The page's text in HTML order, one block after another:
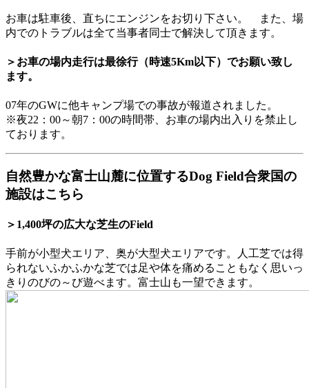
お車は駐車後、直ちにエンジンをお切り下さい。 また、場
内でのトラブルは全て当事者同士で解決して頂きます。
＞お車の場内走行は最徐行（時速5Km以下）でお願い致し
ます。
07年のGWに他キャンプ場での事故が報道されました。
※夜22：00～朝7：00の時間帯、お車の場内出入りを禁止し
ております。
自然豊かな富士山麓に位置するDog Field合衆国の
施設はこちら
＞1,400坪の広大な芝生のField
手前が小型犬エリア、奥が大型犬エリアです。人工芝では得
られないふかふかな芝では足や体を痛めることもなく思いっ
きりのびの～び遊べます。富士山も一望できます。